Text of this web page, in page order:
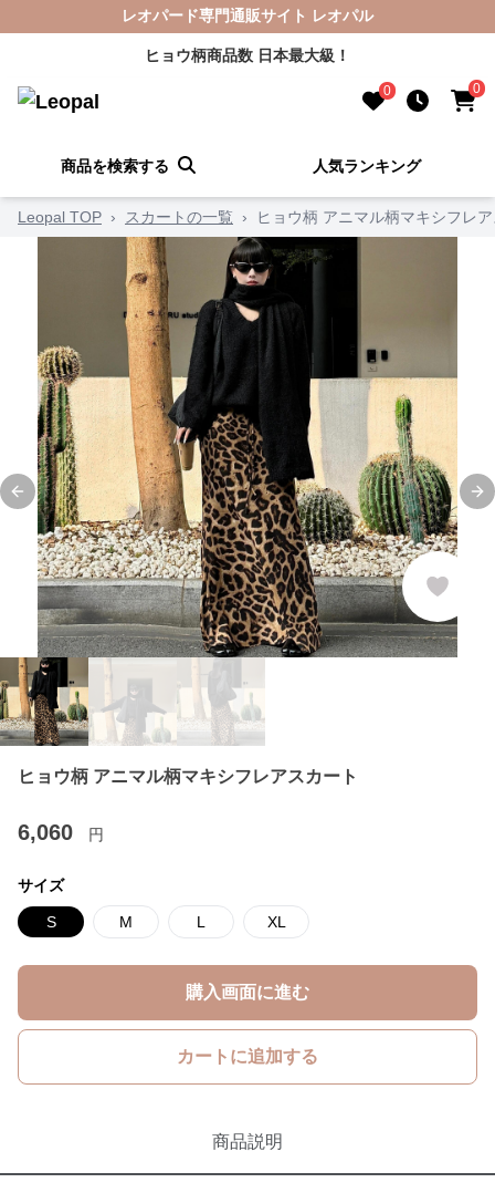
レオパード専門通販サイト レオパル
ヒョウ柄商品数 日本最大級！
0 0
商品を検索する 人気ランキング
Leopal TOP › スカートの一覧 › ヒョウ柄 アニマル柄マキシフレ
Previous slide
ヒョウ柄 アニマル柄マキシフレアスカート
6,060 円
サイズ
S M L XL
購入画面に進む
カートに追加する
商品説明